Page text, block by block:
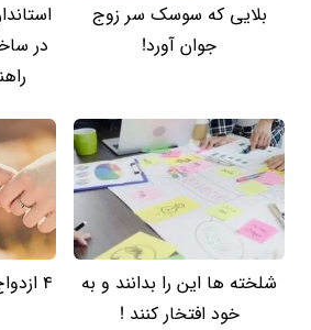
بلایی که سوسک سر زوج
جوان آورد!
در
شلخته ها این را بدانند و به
خود افتخار کنند !